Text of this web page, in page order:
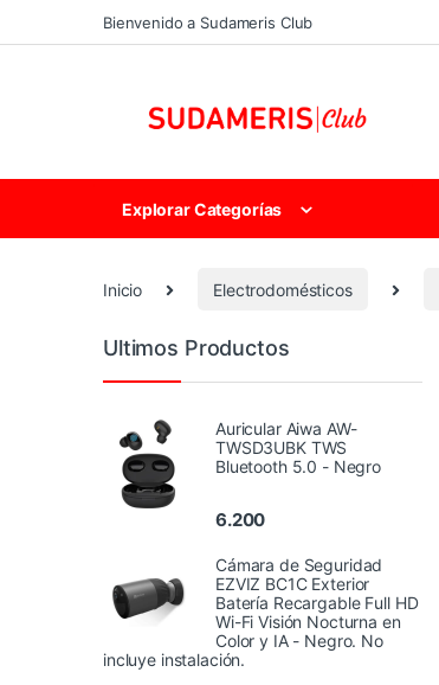
Skip to navigation
Skip to contentBienvenido a Sudameris Club
Explorar Categorías
Inicio Electrodomésticos
Ultimos Productos
Auricular Aiwa AW-
TWSD3UBK TWS
Bluetooth 5.0 - Negro
6.200
Cámara de Seguridad
EZVIZ BC1C Exterior
Batería Recargable Full HD
Wi-Fi Visión Nocturna en
Color y IA - Negro. No
incluye instalación.